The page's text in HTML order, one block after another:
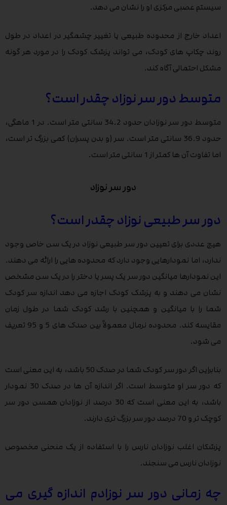
سیستم عصبی مرکزی او را نشان می ‌دهد.
اعداد خارج از محدوده طبیعی یا تغییر چشمگیر در اعداد در طول
روند چکاپ های کودک، می تواند پزشک کودک را در مورد هر گونه
مشکل احتمالی آگاه کند.
متوسط دور سر نوزاد چقدر است؟
متوسط دور سر نوزادان حدود 34.2 سانتی متر است. در 1 ماهگی،
حدود 36.9 سانتی متر است. سر (و بدن پسران) کمی بزرگ تر است،
اما تفاوت آن ها کمتر از 1 سانتی متر است.
دور سر نوزاد
دور سر طبیعی نوزاد چقدر است؟
هیچ عددی برای تعیین دور سر طبیعی نوزاد در یک سن خاص وجود
ندارد، اما نمودارهایی وجود دارد که محدوده هایی را ارائه می دهند.
این نمودارها میانگین دور سر یک پسر یا دختر را در یک سن مشخص
نشان می ‌دهند و به پزشک کودک اجازه می‌ دهد اندازه سر کودک
شما را با میانگین و همچنین با رشد کودک شما در طول زمان
مقایسه کند. محدوده نرمال معمولاً بین صدک های 5 و 95 تعریف
می شود.
بنابراین اگر دور سر کودک شما در صدک 50 باشد، به این معنی است
که دور سر او متوسط است. اگر اندازه آن ها در صدک 30 نمودار
باشد، به این معنی است که 30 درصد از نوزادان همسن دور سر
کوچک‌ تر و 70 درصد دور سر بزرگ ‌تری دارند.
پزشکان اغلب نوزادان نارس را با استفاده از یک منحنی مخصوص
نوزادان نارس می سنجند.
چه زمانی دور سر نوزادم اندازه گیری می